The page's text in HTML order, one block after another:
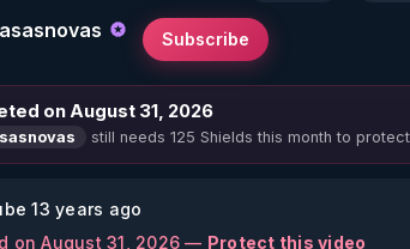
Subscribe
on August 31, 2026
still needs 125 Shields this month to
13 years ago
on August 31, 2026 — Protect this video